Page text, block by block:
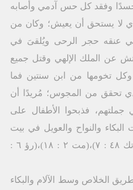
حسدًا وفقد كل حس آدمي وأصابه
لا يستحق أن يعيش؛ وكان من
عنقه حجر الرحى ويُلقىَ في
عن الملك الإلهي وقتل جميع
تخومها من ابن سنتين فما
تحقق من المجوس؛ مُريدًا أن
فذبحوا الأطفال على
والنواح والعويل في بيت
لحم المنسوبة لرحيل (تك ٤٨ : ٧)،(مت ٢ : ١٨)،(رؤ ٦ :
الخلاص وسط الآلام والبكاء